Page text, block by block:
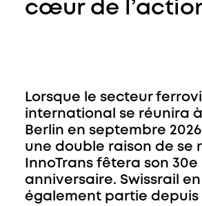
cœur de
Lorsque le secteur
international se réunira
Berlin en septembre
une double raison de se
InnoTrans fêtera son 30e
anniversaire. Swissrail
également partie depuis